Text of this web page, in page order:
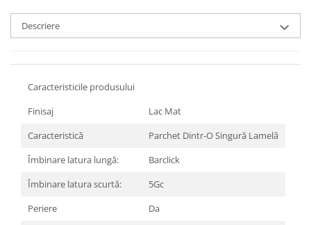
Cadre incastrate
Clapete de actionare
Cabine simple de dus
Panouri si usi de dus
Cadite de dus
Mobilier baie
Seturi mobilier baie
Dulapuri baza si blaturi lavoar
Descriere
Caracteristicile produsului
Finisaj
Lac Mat
Caracteristică
Parchet Dintr-O Singură Lamelă
Îmbinare latura lungă:
Barclick
Îmbinare latura scurtă:
5Gc
Periere
Da